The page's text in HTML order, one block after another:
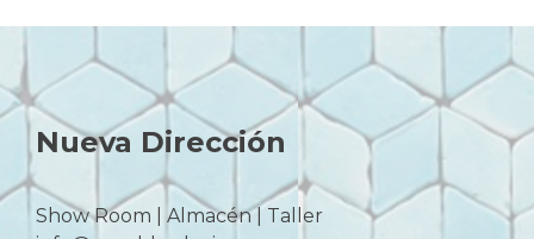
Nueva Dirección
Show Room | Almacén | Taller